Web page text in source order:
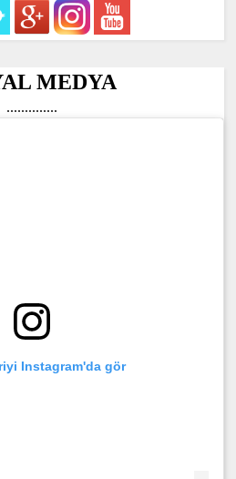
MEDYA
..............
Instagram'da gör